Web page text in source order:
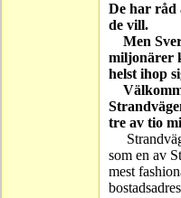
De har råd
de vill.
Men
miljonärer
helst ihop
tre av tio
som en av
mest